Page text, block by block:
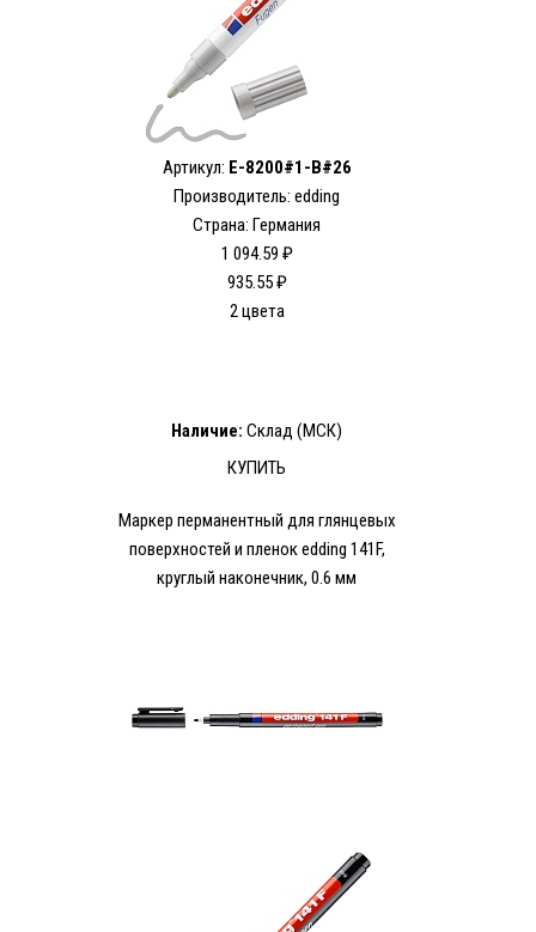
Артикул: E-8200#1-B#26
Производитель: edding
Страна: Германия
1 094.59 ₽
935.55 ₽
2 цвета
Наличие: Склад (МСК)
КУПИТЬ
Маркер перманентный для глянцевых
поверхностей и пленок edding 141F,
круглый наконечник, 0.6 мм